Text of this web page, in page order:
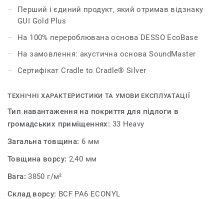
петлевий ворс і палітру з 24 кольорів.
Перший і єдиний продукт, який отримав відзнаку
GUI Gold Plus
На 100% перероблювана основа DESSO EcoBase
На замовлення: акустична основа SoundMaster
Сертифікат Cradle to Cradle® Silver
ТЕХНІЧНІ ХАРАКТЕРИСТИКИ ТА УМОВИ ЕКСПЛУАТАЦІЇ
Тип навантаження на покриття для підлоги в
громадських приміщеннях: 33 Heavy
Загальна товщина: 6 мм
Товщина ворсу: 2,40 мм
Вага:3850 г/м²
Склад ворсу: BCF PA6 ECONYL